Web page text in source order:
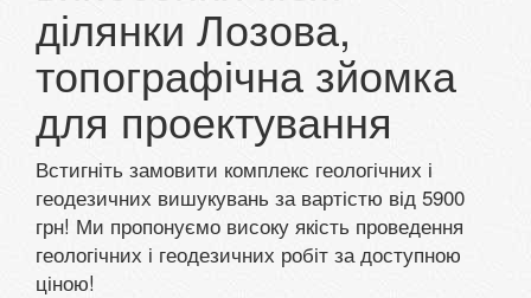
ділянки Лозова,
топографічна зйомка
для проектування
Встигніть замовити комплекс геологічних і
геодезичних вишукувань за вартістю від 5900
грн! Ми пропонуємо високу якість проведення
геологічних і геодезичних робіт за доступною
ціною!